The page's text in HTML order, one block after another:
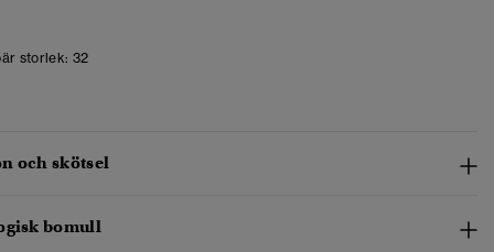
storlek: 32
och skötsel
bomull